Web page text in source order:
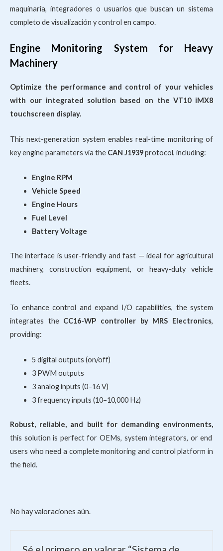
maquinaria, integradores o usuarios que buscan un sistema
completo de visualización y control en campo.
Engine Monitoring System for Heavy
Machinery
Optimize the performance and control of your vehicles
with our integrated solution based on the VT10 iMX8
touchscreen display.
This next-generation system enables real-time monitoring of
key engine parameters via the CAN J1939protocol, including:
Engine RPM
Vehicle Speed
Engine Hours
Fuel Level
Battery Voltage
The interface is user-friendly and fast — ideal for agricultural
machinery, construction equipment, or heavy-duty vehicle
fleets.
To enhance control and expand I/O capabilities, the system
integrates the CC16-WP controller by MRS Electronics,
providing:
5 digital outputs (on/off)
3 PWM outputs
3 analog inputs (0–16 V)
3 frequency inputs (10–10,000 Hz)
Robust, reliable, and built for demanding environments,
this solution is perfect for OEMs, system integrators, or end
users who need a complete monitoring and control platform in
the field.
No hay valoraciones aún.